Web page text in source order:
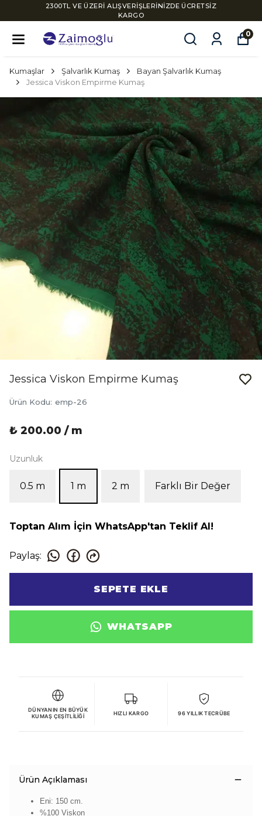
2300TL VE ÜZERİ ALIŞVERİŞLERİNİZDE ÜCRETSİZ
KARGO
0
Kumaşlar Şalvarlık Kumaş
Bayan Şalvarlık Kumaş
Jessica Viskon Empirme Kumaş
Jessica Viskon Empirme Kumaş
Ürün Kodu: emp-26
₺ 200.00 / m
Uzunluk
0.5 m 1 m 2 m Farklı Bir Değer
Toptan Alım İçin WhatsApp'tan Teklif Al!
Paylaş:
SEPETE EKLE
WHATSAPP
DÜNYANIN EN BÜYÜK
KUMAŞ ÇEŞITLILIĞI
HIZLI KARGO 96 YILLIK TECRÜBE
Ürün Açıklaması
Eni: 150 cm.
%100 Viskon